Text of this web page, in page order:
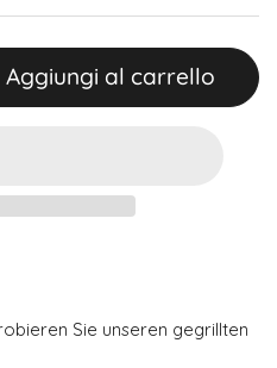
Aggiungi al carrello
Sie unseren gegrillten